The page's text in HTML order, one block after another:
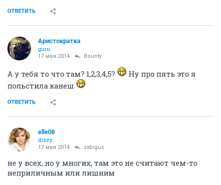
ОТВЕТИТЬ
Аристократка
guru
17 мая 2014 Bounty
А у тебя то что там? 1,2,3,4,5?
Ну про пять это я
польстила канеш
ОТВЕТИТЬ
elle08
dizzy
17 мая 2014 zxbigus
не у всех, но у многих, там это не считают чем-то
неприличным или лишним